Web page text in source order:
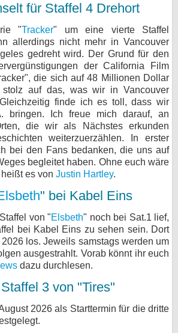
für Staffel 4 Drehort
"Tracker" um eine vierte Staffel
allerdings nicht mehr in Vancouver
gedreht wird. Der Grund für den
der California Film
die sich auf 48 Millionen Dollar
stolz auf das, was wir in Vancouver
finde ich es toll, dass wir
bringen. Ich freue mich darauf, an
die wir als Nächstes erkunden
weiterzuerzählen. In erster
bei den Fans bedanken, die uns auf
begleitet haben. Ohne euch wäre
es von Justin Hartley.
" bei Kabel Eins
von "Elsbeth" noch bei Sat.1 lief,
bei Kabel Eins zu sehen sein. Dort
los. Jeweils samstags werden um
ausgestrahlt. Vorab könnt ihr euch
dazu durchlesen.
3 von "Tires"
2026 als Starttermin für die dritte
Cookie-Einstellungen
Impressum
Desktop-Ansicht
myFanbase